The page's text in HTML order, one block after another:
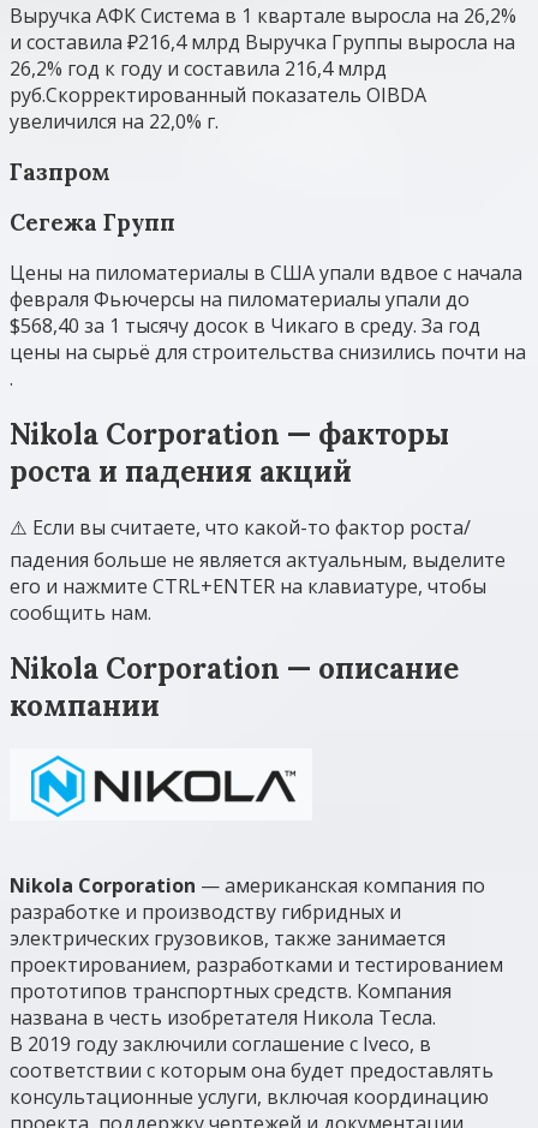
Выручка АФК Система в 1 квартале выросла на 26,2%
и составила ₽216,4 млрд Выручка Группы выросла на
26,2% год к году и составила 216,4 млрд
руб.Скорректированный показатель OIBDA
увеличился на 22,0% г.
Газпром
Сегежа Групп
Цены на пиломатериалы в США упали вдвое с начала
февраля Фьючерсы на пиломатериалы упали до
$568,40 за 1 тысячу досок в Чикаго в среду. За год
цены на сырьё для строительства снизились почти на
.
Nikola Corporation — факторы
роста и падения акций
⚠️ Если вы считаете, что какой-то фактор роста/
падения больше не является актуальным, выделите
его и нажмите CTRL+ENTER на клавиатуре, чтобы
сообщить нам.
Nikola Corporation — описание
компании
Nikola Corporation — американская компания по
разработке и производству гибридных и
электрических грузовиков, также занимается
проектированием, разработками и тестированием
прототипов транспортных средств. Компания
названа в честь изобретателя Никола Тесла.
В 2019 году заключили соглашение с Iveco, в
соответствии с которым она будет предоставлять
консультационные услуги, включая координацию